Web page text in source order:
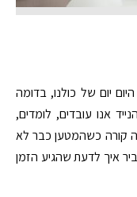
יום של כולנו, בדומה
אנו עובדים, לומדים,
קורה כשהמטען כבר לא
איך לדעת שהגיע הזמן